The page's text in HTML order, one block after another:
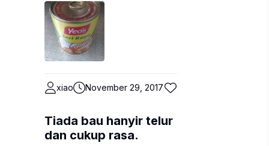
xiao November 29, 2017
Tiada bau hanyir telur
dan cukup rasa.